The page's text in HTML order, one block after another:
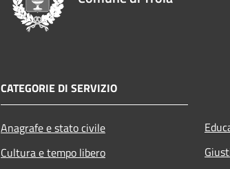
CATEGORIE DI SERVIZIO
Anagrafe e stato civile
Cultura e tempo libero